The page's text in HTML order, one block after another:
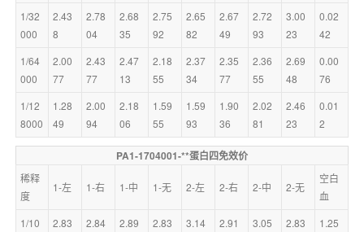
1/32
000
2.43
8
2.78
04
2.68
35
2.75
92
2.65
82
2.67
49
2.72
93
3.00
23
0.02
42
1/64
000
2.00
77
2.43
77
2.47
13
2.18
55
2.37
34
2.35
77
2.36
55
2.69
48
0.00
76
1/12
8000
1.28
49
2.00
94
2.18
06
1.59
55
1.59
93
1.90
36
2.02
81
2.46
23
0.01
2
PA1-1704001-**蛋白四免效价
稀释
度
1-左 1-右 1-中 1-无 2-左 2-右 2-中 2-无
空白
血
1/10
2.83
2.84
2.89
2.83
3.14
2.91
3.05
2.83
1.25